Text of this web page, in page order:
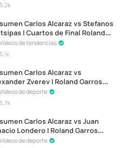
5,2k
Carlos Alcaraz vs Stefanos
| Cuartos de Final Roland
2023
Vídeos de tendencias
5,1k
Carlos Alcaraz vs
Zverev | Roland Garros
Vídeos de deporte
5,7k
Carlos Alcaraz vs Juan
Londero | Roland Garros
Vídeos de deporte